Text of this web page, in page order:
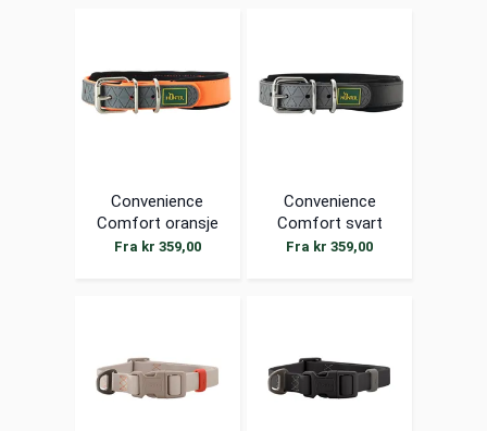
Convenience
Comfort oransje
Fra kr 359,00
Convenience
Comfort svart
Fra kr 359,00